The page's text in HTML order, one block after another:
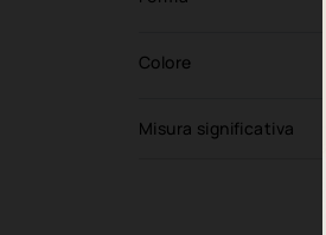
Colore
Misura significativa